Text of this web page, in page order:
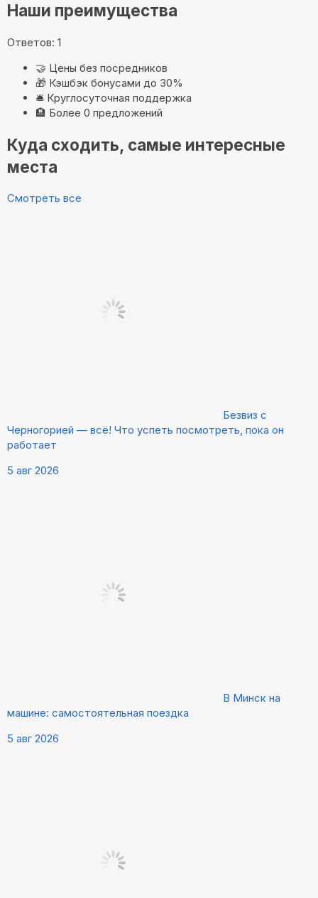
Наши преимущества
Ответов: 1
🤝 Цены без посредников
🎁 Кэшбэк бонусами до 30%
🛎️ Круглосуточная поддержка
🏨 Более 0 предложений
Куда сходить, самые интересные
места
Смотреть все
Безвиз с
Черногорией — всё! Что успеть посмотреть, пока он
работает
5 авг 2026
В Минск на
машине: самостоятельная поездка
5 авг 2026